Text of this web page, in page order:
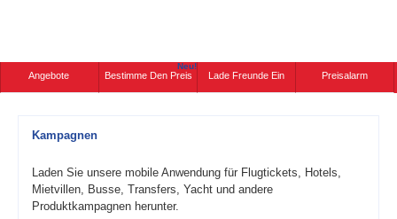
Angebote Bestimme Den Preis
Neu!
Lade Freunde Ein Preisalarm
Kampagnen
Laden Sie unsere mobile Anwendung für Flugtickets, Hotels,
Mietvillen, Busse, Transfers, Yacht und andere
Produktkampagnen herunter.